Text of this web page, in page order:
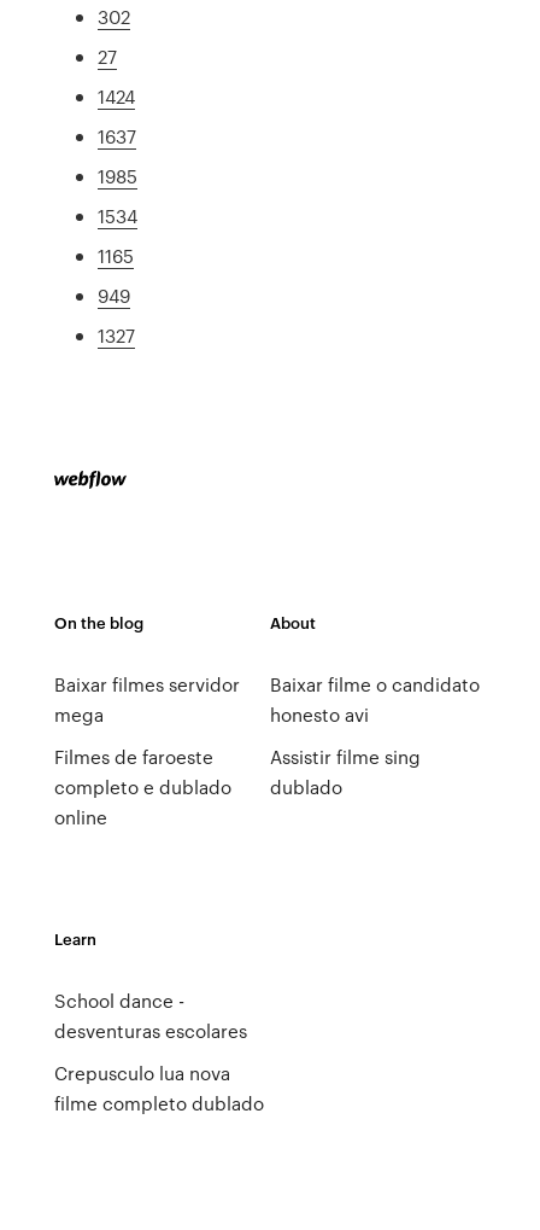
302
27
1424
1637
1985
1534
1165
949
1327
On the blog
Baixar filmes servidor
mega
Filmes de faroeste
completo e dublado
online
About
Baixar filme o candidato
honesto avi
Assistir filme sing
dublado
Learn
School dance -
desventuras escolares
Crepusculo lua nova
filme completo dublado